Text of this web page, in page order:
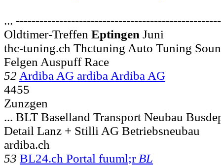
...
Oldtimer-Treffen Eptingen Juni
thc-tuning.ch Thctuning Auto Tuning
Felgen Auspuff Race
52 Ardiba AG ardiba Ardiba AG
4455
Zunzgen
... BLT Baselland Transport Neubau
Detail Lanz + Stilli AG Betriebsneubau
ardiba.ch
53 BL24.ch Portal fuuml;r BL